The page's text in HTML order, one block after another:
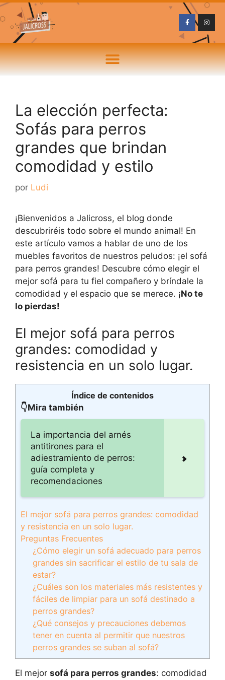
La elección perfecta:
Sofás para perros
grandes que brindan
comodidad y estilo
por Ludi
¡Bienvenidos a Jalicross, el blog donde
descubriréis todo sobre el mundo animal! En
este artículo vamos a hablar de uno de los
muebles favoritos de nuestros peludos: ¡el sofá
para perros grandes! Descubre cómo elegir el
mejor sofá para tu fiel compañero y bríndale la
comodidad y el espacio que se merece. ¡No te
lo pierdas!
El mejor sofá para perros
grandes: comodidad y
resistencia en un solo lugar.
Índice de contenidos
👇Mira también
La importancia del arnés
antitirones para el
adiestramiento de perros:
guía completa y
recomendaciones
El mejor sofá para perros grandes: comodidad
y resistencia en un solo lugar.
Preguntas Frecuentes
¿Cómo elegir un sofá adecuado para perros
grandes sin sacrificar el estilo de tu sala de
estar?
¿Cuáles son los materiales más resistentes y
fáciles de limpiar para un sofá destinado a
perros grandes?
¿Qué consejos y precauciones debemos
tener en cuenta al permitir que nuestros
perros grandes se suban al sofá?
El mejor sofá para perros grandes: comodidad